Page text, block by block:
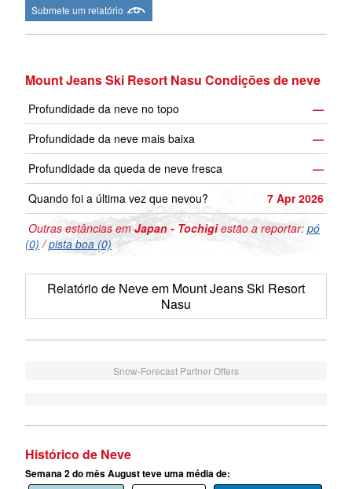
Submete um relatório
Mount Jeans Ski Resort Nasu Condições de neve
Profundidade da neve no topo
—
Profundidade da neve mais baixa
—
Profundidade da queda de neve fresca
—
Quando foi a última vez que nevou?
7 Apr 2026
Outras estâncias emJapan - Tochigiestão a reportar: pó
(0) /pista boa (0)
Relatório de Neve em Mount Jeans Ski Resort
Nasu
Snow-Forecast Partner Offers
Histórico de Neve
Semana 2 do mês August teve uma média de: